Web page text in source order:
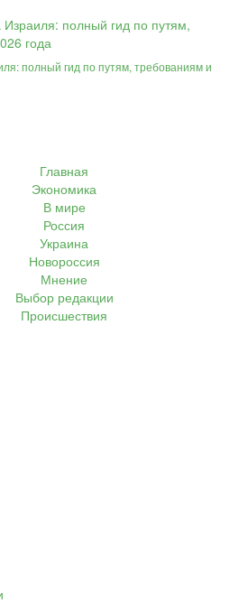
полный гид по путям, требованиям и
Главная
Экономика
В мире
Россия
Украина
Новороссия
Мнение
Выбор редакции
Происшествия